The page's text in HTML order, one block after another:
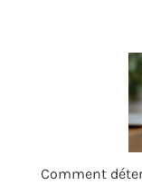
Comment